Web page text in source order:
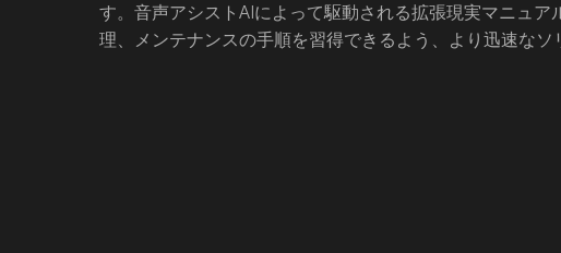
す。音声アシストAIによって駆動される拡張現実マニュ
理、メンテナンスの手順を習得できるよう、より迅速なソ